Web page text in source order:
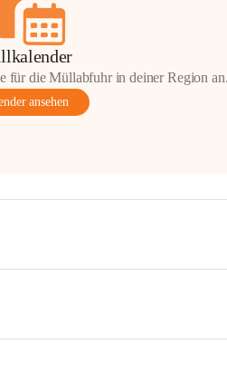
für die Müllabfuhr in deiner Region
ansehen